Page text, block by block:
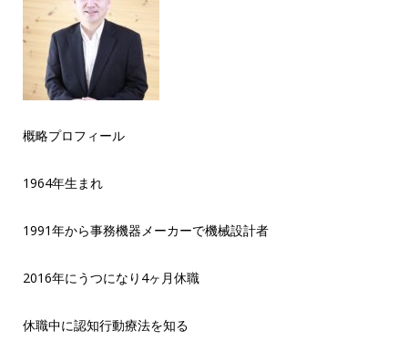
概略プロフィール
1964年生まれ
1991年から事務機器メーカーで機械設計者
2016年にうつになり4ヶ月休職
休職中に認知行動療法を知る